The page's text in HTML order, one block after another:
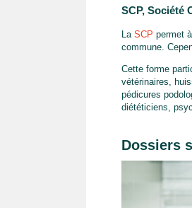
SCP, Société
La SCP permet
commune.
Cette forme
vétérinaires,
pédicures
diététiciens,
Dossiers